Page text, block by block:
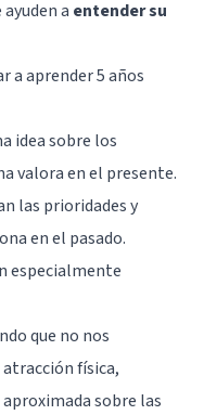
a entender su
a aprender 5 años
idea sobre los
valora en el presente.
las prioridades y
en el pasado.
especialmente
que no nos
atracción física,
sobre las